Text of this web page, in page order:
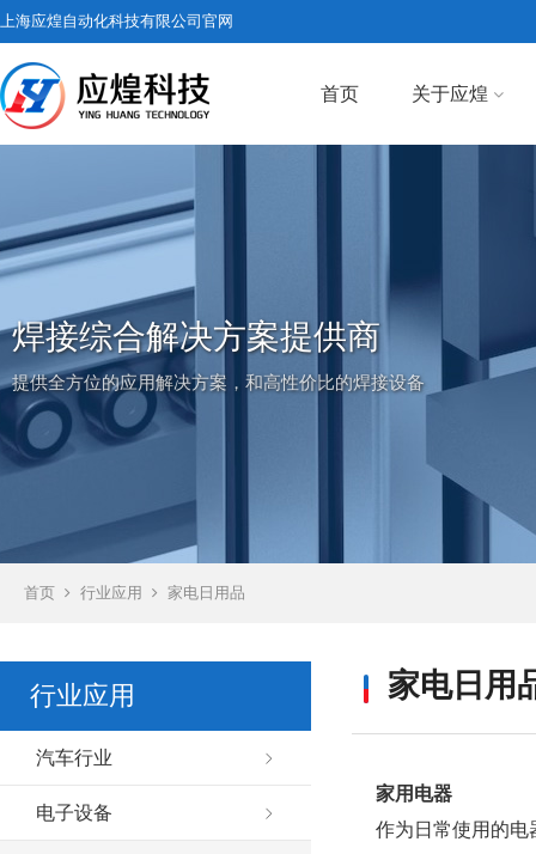
上海应煌自动化科技有限公司官网
首页 关于应煌
焊接综合解决方案提供商
提供全方位的应用解决方案，和高性价比的焊接设备
首页 行业应用 家电日用品
家电日用
家用电器
作为日常使用的电
行业应用
汽车行业
电子设备